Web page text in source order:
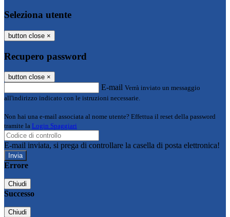
Seleziona utente
button close ×
Recupero password
button close ×
E-mail Verrà inviato un messaggio
all'indirizzo indicato con le istruzioni necessarie.
Non hai una e-mail associata al nome utente? Effettua il reset della password
tramite la Login Spaggiari
E-mail inviata, si prega di controllare la casella di posta elettronica!
Errore
Chiudi
Successo
Chiudi